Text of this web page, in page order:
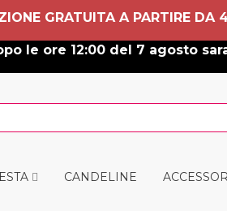
GRATUITA A PARTIRE DA
le ore 12:00 del 7 agosto
CANDELINE